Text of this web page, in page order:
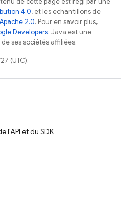
4.0, et les échantillons de
Apache 2.0. Pour en savoir plus,
Developers. Java est une
ses sociétés affiliées.
(UTC).
l'API et du SDK